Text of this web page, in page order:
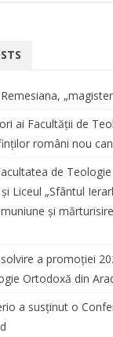
ai Facultății de
români nou
de
Liceul „Sfântul
și
a promoției
Ortodoxă din
a susținut o